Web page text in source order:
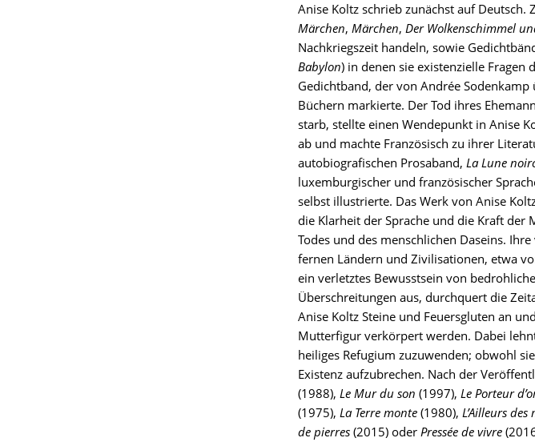
Anise Koltz schrieb zunächst auf
Märchen, Märchen, Der Wolkenschimmel
Nachkriegszeit handeln, sowie
Babylon) in denen sie existenzielle Fragen
Gedichtband, der von Andrée
Büchern markierte. Der Tod ihres
starb, stellte einen Wendepunkt in Anise
ab und machte Französisch zu ihrer
autobiografischen Prosaband, La Lune
luxemburgischer und französischer
selbst illustrierte. Das Werk von Anise
die Klarheit der Sprache und die Kraft der
Todes und des menschlichen Daseins.
fernen Ländern und Zivilisationen, etwa
ein verletztes Bewusstsein von
Überschreitungen aus, durchquert die
Anise Koltz Steine und Feuersgluten an
Mutterfigur verkörpert werden. Dabei
heiliges Refugium zuzuwenden; obwohl
Existenz aufzubrechen. Nach der
(1988), Le Mur du son (1997), Le Porteur
(1975), La Terre monte (1980), L’Ailleurs des
de pierres (2015) oder Pressée de vivre